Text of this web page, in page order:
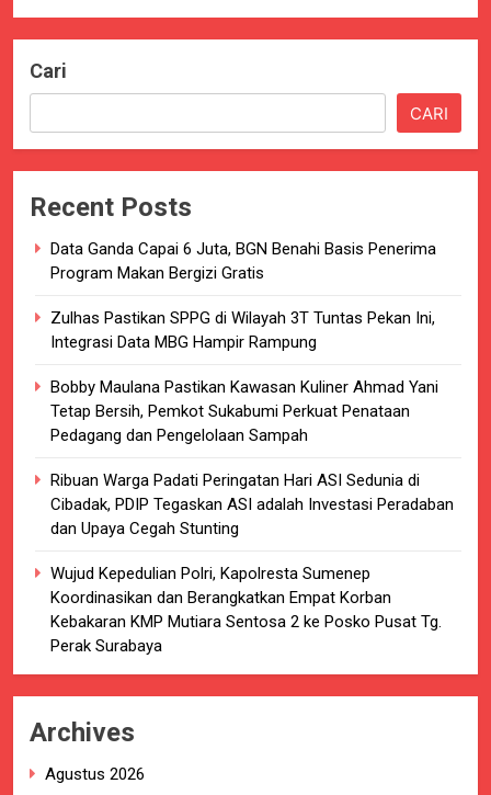
Cari
CARI
Recent Posts
Data Ganda Capai 6 Juta, BGN Benahi Basis Penerima
Program Makan Bergizi Gratis
Zulhas Pastikan SPPG di Wilayah 3T Tuntas Pekan Ini,
Integrasi Data MBG Hampir Rampung
Bobby Maulana Pastikan Kawasan Kuliner Ahmad Yani
Tetap Bersih, Pemkot Sukabumi Perkuat Penataan
Pedagang dan Pengelolaan Sampah
Ribuan Warga Padati Peringatan Hari ASI Sedunia di
Cibadak, PDIP Tegaskan ASI adalah Investasi Peradaban
dan Upaya Cegah Stunting
Wujud Kepedulian Polri, Kapolresta Sumenep
Koordinasikan dan Berangkatkan Empat Korban
Kebakaran KMP Mutiara Sentosa 2 ke Posko Pusat Tg.
Perak Surabaya
Archives
Agustus 2026